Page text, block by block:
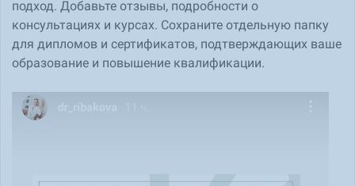
подход. Добавьте отзывы, подробности о
консультациях и курсах. Сохраните отдельную папку
для дипломов и сертификатов, подтверждающих ваше
образование и повышение квалификации.